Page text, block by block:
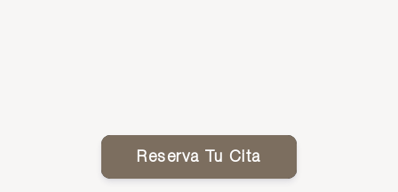
Reserva Tu Cita